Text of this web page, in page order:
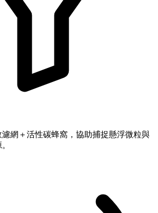
濾網＋活性碳蜂窩，協助捕捉懸浮微粒與